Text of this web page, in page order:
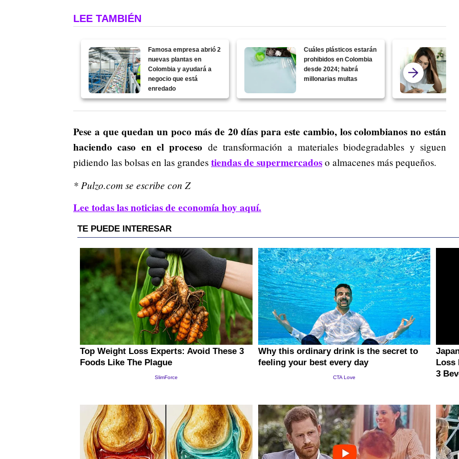
LEE TAMBIÉN
Famosa empresa abrió 2
nuevas plantas en
Colombia y ayudará a
negocio que está
enredado
Cuáles plásticos estarán
prohibidos en Colombia
desde 2024; habrá
millonarias multas
Pese a que quedan un poco más de 20 días para este cambio, los colombianos no están
haciendo caso en el proceso de transformación a materiales biodegradables y siguen
pidiendo las bolsas en las grandes tiendas de supermercados o almacenes más pequeños.
* Pulzo.com se escribe con Z
Lee todas las noticias de economía hoy aquí.